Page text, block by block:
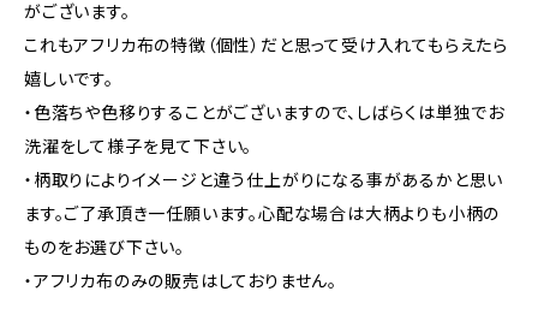
がございます。
これもアフリカ布の特徴（個性）だと思って受け入れてもらえたら
嬉しいです。
・色落ちや色移りすることがございますので、しばらくは単独でお
洗濯をして様子を見て下さい。
・柄取りによりイメージと違う仕上がりになる事があるかと思い
ます。ご了承頂き一任願います。心配な場合は大柄よりも小柄の
ものをお選び下さい。
・アフリカ布のみの販売はしておりません。